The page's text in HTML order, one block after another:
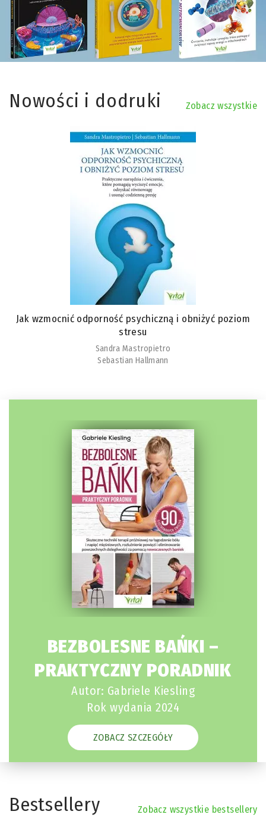
Nowości i dodruki Zobacz wszystkie
Jak wzmocnić odporność psychiczną i obniżyć poziom
stresu
Sandra Mastropietro
Sebastian Hallmann
BEZBOLESNE BAŃKI –
PRAKTYCZNY PORADNIK
Autor: Gabriele Kiesling
Rok wydania 2024
ZOBACZ SZCZEGÓŁY
Bestsellery Zobacz wszystkie bestsellery